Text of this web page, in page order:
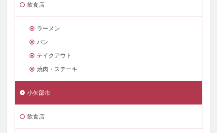
飲食店
ラーメン
パン
テイクアウト
焼肉・ステーキ
小矢部市
飲食店